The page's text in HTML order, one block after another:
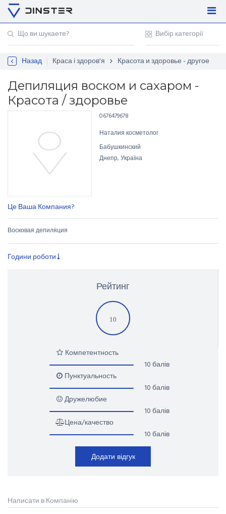
Регістрація
Контакти
Для підприємців
Назад Краса і здоров'я Красота и здоровье - другое
Депиляция воском и сахаром -
Красота / здоровье
Це Ваша Компания?
Восковая депиляция
0676479678
Наталия косметолог
Бабушкинский
Днепр, Україна
Години роботи
Рейтинг
10
Компетентность
10 балів
Пунктуальность
10 балів
Дружелюбие
10 балів
Цена/качество
10 балів
Додати відгук
Написати в Компанію